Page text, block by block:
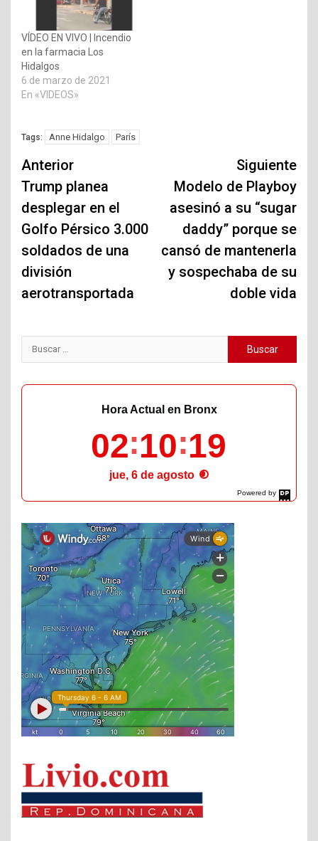
VÍDEO EN VIVO | Incendio
en la farmacia Los
Hidalgos
6 de marzo de 2021
En «VIDEOS»
Tags: Anne Hidalgo París
Navegación
de
entradas
Anterior
Trump planea
desplegar en el
Golfo Pérsico 3.000
soldados de una
división
aerotransportada
Siguiente
Modelo de Playboy
asesinó a su “sugar
daddy” porque se
cansó de mantenerla
y sospechaba de su
doble vida
Buscar:
Powered by
DaysPedia.com
Hora Actual en Bronx
02 10 21
jue, 6 de agosto